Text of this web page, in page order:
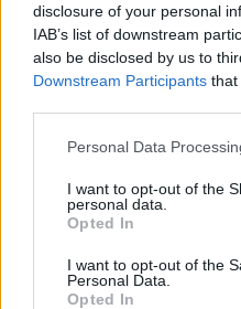
disclosure of your personal
IAB’s list of downstream
also be disclosed by us to
Downstream Participants that
Please note that this
not limited to your visit or
grant or deny consent to
use your data for below
consent section.
Personal Data
I want to opt-out of the
personal data.
Opted In
I want to opt-out of the
Personal Data.
Opted In
tehetségeknek. Az
korábban az F2-ben
Hadjar, valamint a